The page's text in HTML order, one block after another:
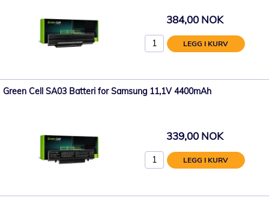
384,00 NOK
LEGG I KURV
Green Cell SA03 Batteri for Samsung 11,1V 4400mAh
339,00 NOK
LEGG I KURV